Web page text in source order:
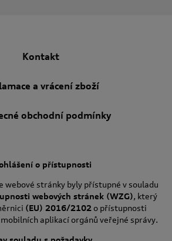
Kontakt
a vrácení zboží
obchodní podmínky
o přístupnosti
webové stránky byly přístupné v souladu
webových stránek (WZG), který
(EU) 2016/2102o přístupnosti
aplikací orgánů veřejné správy.